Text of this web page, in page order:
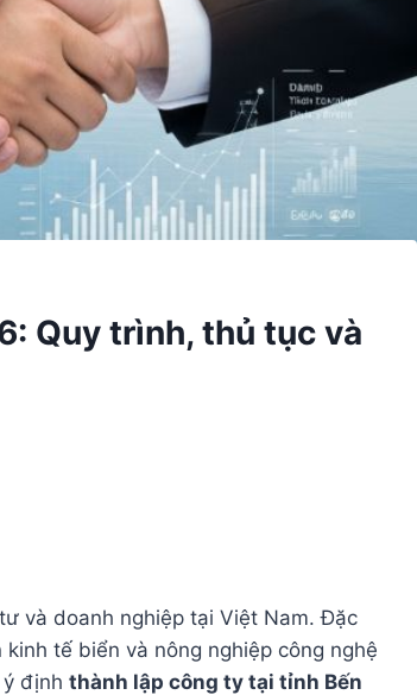
Quy trình, thủ tục và
và doanh nghiệp tại Việt Nam. Đặc
tế biển và nông nghiệp công nghệ
định thành lập công ty tại tỉnh Bến